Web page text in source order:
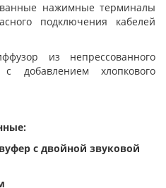
нажимные терминалы
подключения кабелей
из непрессованного
добавлением хлопкового
с двойной звуковой